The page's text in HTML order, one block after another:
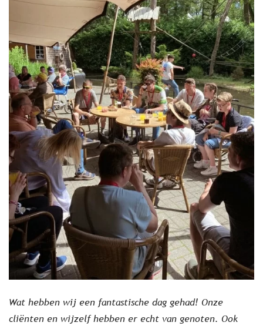
Wat hebben wij een fantastische dag gehad! Onze
cliënten en wijzelf hebben er echt van genoten. Ook